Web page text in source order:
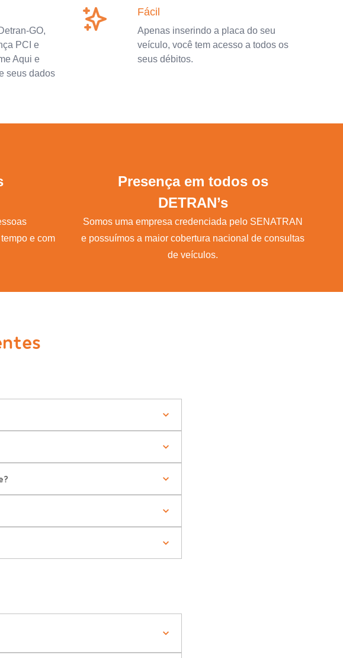
GO,
PCI e
Aqui e
seus dados
Fácil
Apenas inserindo a placa do seu
veículo, você tem acesso a todos os
seus débitos.
e com
Presença em todos os
DETRAN’s
Somos uma empresa credenciada pelo SENATRAN
e possuímos a maior cobertura nacional de consultas
de veículos.